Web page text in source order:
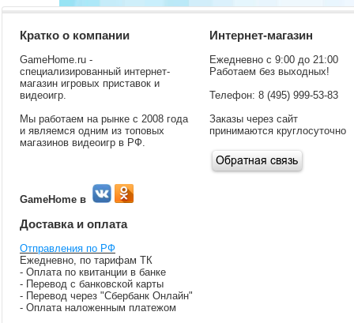
Кратко о компании
GameHome.ru -
специализированный интернет-
магазин игровых приставок и
видеоигр.
Мы работаем на рынке с 2008 года
и являемся одним из топовых
магазинов видеоигр в РФ.
GameHome в
Интернет-магазин
Ежедневно с 9:00 до 21:00
Работаем без выходных!
Телефон: 8 (495) 999-53-83
Заказы через сайт
принимаются круглосуточно
Доставка и оплата
Отправления по РФ
Ежедневно, по тарифам ТК
- Оплата по квитанции в банке
- Перевод с банковской карты
- Перевод через "Сбербанк Онлайн"
- Оплата наложенным платежом